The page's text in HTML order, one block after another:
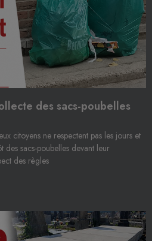
des sacs-poubelles
citoyens ne respectent pas les jours et
sacs-poubelles devant leur
des règles